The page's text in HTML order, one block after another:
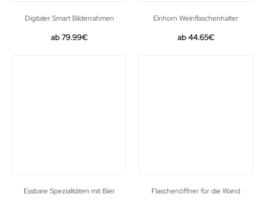
Digitaler Smart Bilderrahmen
Original
79.99€Current
Einhorn Weinflaschenhalter
44.65€
Essbare Spezialitäten mit Bier Flaschenöffner für die Wand